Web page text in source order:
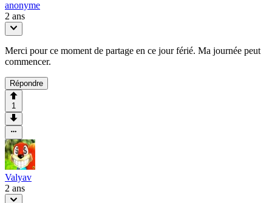
anonyme
2 ans
Merci pour ce moment de partage en ce jour férié. Ma journée peut
commencer.
Répondre
1
Valyav
2 ans